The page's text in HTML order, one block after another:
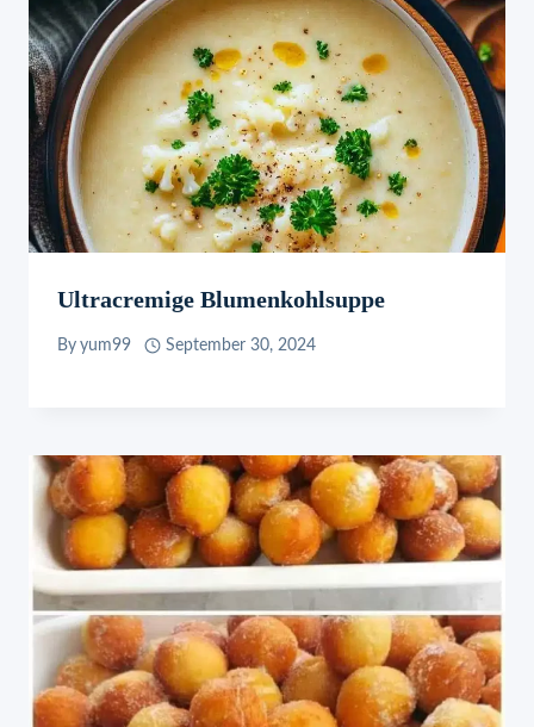
Ultracremige Blumenkohlsuppe
By yum99 September 30, 2024